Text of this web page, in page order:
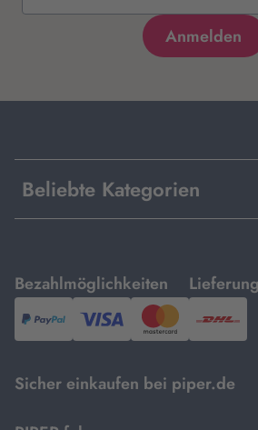
Beliebte Kategorien
Bezahlmöglichkeiten
mit
PayPal,Visa
und
Lieferung
mit
DHL.
Sicher einkaufen bei piper.de